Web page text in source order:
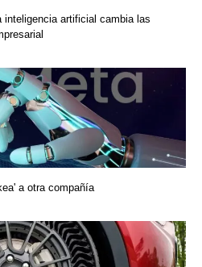
inteligencia artificial cambia las
a otra compañía